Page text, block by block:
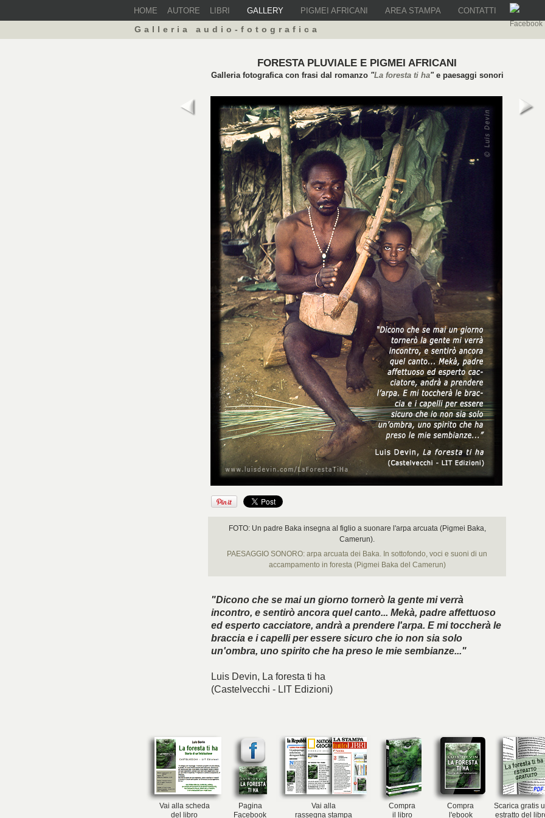
Galleria audio-fotografica
FORESTA PLUVIALE E PIGMEI AFRICANI
Galleria fotografica con frasi dal romanzo "La foresta ti ha"e paesaggi sonori
FOTO: Un padre Baka insegna al figlio a suonare l'arpa arcuata (Pigmei Baka,
Camerun).
PAESAGGIO SONORO: arpa arcuata dei Baka. In sottofondo, voci e suoni di un
accampamento in foresta (Pigmei Baka del Camerun)
"Dicono che se mai un giorno tornerò la gente mi verrà
incontro, e sentirò ancora quel canto... Mekà, padre affettuoso
ed esperto cacciatore, andrà a prendere l'arpa. E mi toccherà le
braccia e i capelli per essere sicuro che io non sia solo
un'ombra, uno spirito che ha preso le mie sembianze..."
Luis Devin, La foresta ti ha
(Castelvecchi - LIT Edizioni)
Vai alla scheda
del libro
Pagina
Facebook
Vai alla
rassegna stampa
Compra
il libro
Compra
l'ebook
Scarica gratis
estratto del
HOME AUTORE LIBRI GALLERY PIGMEI AFRICANI AREA STAMPA CONTATTI